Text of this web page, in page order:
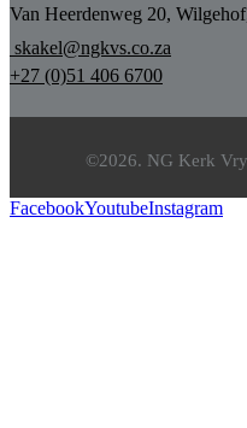
Van Heerdenweg 20,
skakel@ngkvs.co.za
+27 (0)51 406 6700
©2026. NG Kerk
FacebookYoutubeInstagram